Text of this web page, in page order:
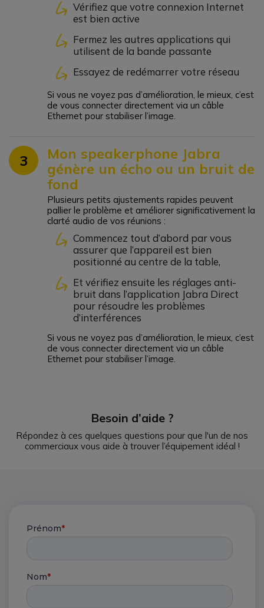
Vérifiez que votre connexion Internet
est bien active
Fermez les autres applications qui
utilisent de la bande passante
Essayez de redémarrer votre réseau
Si vous ne voyez pas d’amélioration, le mieux, c’est
de vous connecter directement via un câble
Ethernet pour stabiliser l’image.
3
Mon speakerphone Jabra
génère un écho ou un bruit de
fond
Plusieurs petits ajustements rapides peuvent
pallier le problème et améliorer significativement la
clarté audio de vos réunions :
Commencez tout d’abord par vous
assurer que l’appareil est bien
positionné au centre de la table,
Et vérifiez ensuite les réglages anti-
bruit dans l’application Jabra Direct
pour résoudre les problèmes
d’interférences
Si vous ne voyez pas d’amélioration, le mieux, c’est
de vous connecter directement via un câble
Ethernet pour stabiliser l’image.
Besoin d’aide ?
Répondez à ces quelques questions pour que l'un de nos
commerciaux vous aide à trouver l’équipement idéal !